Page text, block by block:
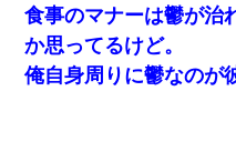
食事のマナーは鬱が治
か思ってるけど。
俺自身周りに鬱なのが